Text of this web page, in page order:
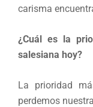
carisma
¿Cuál es la
salesiana hoy?
La prioridad
perdemos